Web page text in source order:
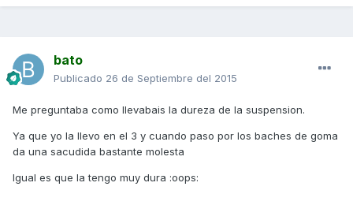
bato
Publicado 26 de Septiembre del 2015
Me preguntaba como llevabais la dureza de la suspension.
Ya que yo la llevo en el 3 y cuando paso por los baches de goma
da una sacudida bastante molesta
Igual es que la tengo muy dura :oops: